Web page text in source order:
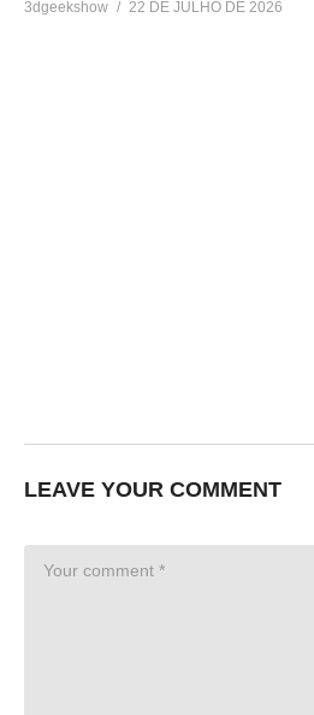
3dgeekshow 22 DE JULHO DE 2026
LEAVE YOUR COMMENT